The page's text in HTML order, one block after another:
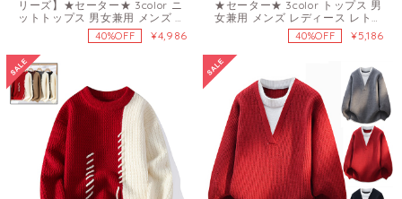
リーズ】★セーター★ 3color ニ
ットトップス 男女兼用 メンズ レ
ディース 配色 ラウンドネック
40%OFF ¥4,986
★セーター★ 3color トップス 男
女兼用 メンズ レディース レトロ
40%OFF ¥5,186